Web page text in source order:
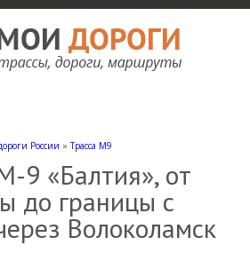
России »Трасса М9
9 «Балтия», от
до границы с
Волоколамск